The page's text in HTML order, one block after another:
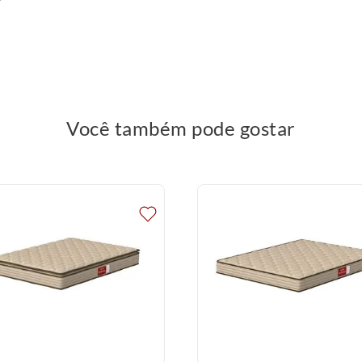
Você também pode gostar